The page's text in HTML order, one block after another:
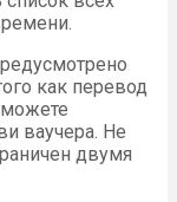
как перевод
ваучера. Не
двумя